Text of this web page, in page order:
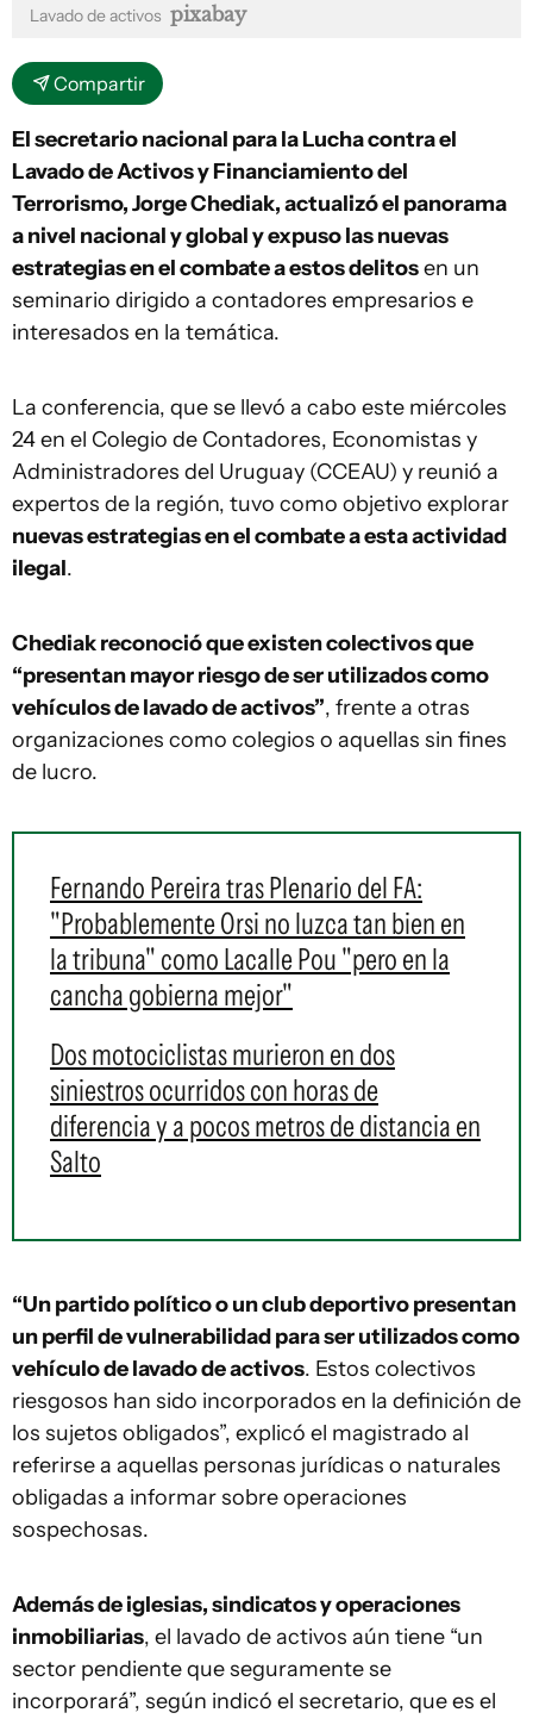
Lavado de activos pixabay
Compartir
El secretario nacional para la Lucha contra el
Lavado de Activos y Financiamiento del
Terrorismo, Jorge Chediak, actualizó el panorama
a nivel nacional y global y expuso las nuevas
estrategias en el combate a estos delitosen un
seminario dirigido a contadores empresarios e
interesados en la temática.
La conferencia, que se llevó a cabo este miércoles
24 en el Colegio de Contadores, Economistas y
Administradores del Uruguay (CCEAU) y reunió a
expertos de la región, tuvo como objetivo explorar
nuevas estrategias en el combate a esta actividad
ilegal.
Chediak reconoció que existen colectivos que
“presentan mayor riesgo de ser utilizados como
vehículos de lavado de activos”, frente a otras
organizaciones como colegios o aquellas sin fines
de lucro.
Fernando Pereira tras Plenario del FA:
"Probablemente Orsi no luzca tan bien en
la tribuna" como Lacalle Pou "pero en la
cancha gobierna mejor"
Dos motociclistas murieron en dos
siniestros ocurridos con horas de
diferencia y a pocos metros de distancia en
Salto
“Un partido político o un club deportivo presentan
un perfil de vulnerabilidad para ser utilizados como
vehículo de lavado de activos. Estos colectivos
riesgosos han sido incorporados en la definición de
los sujetos obligados”, explicó el magistrado al
referirse a aquellas personas jurídicas o naturales
obligadas a informar sobre operaciones
sospechosas.
Además de iglesias, sindicatos y operaciones
inmobiliarias, el lavado de activos aún tiene “un
sector pendiente que seguramente se
incorporará”, según indicó el secretario, que es el